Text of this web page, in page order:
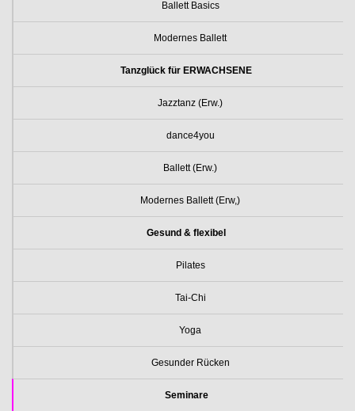
Ballett Basics
Modernes Ballett
Tanzglück für ERWACHSENE
Jazztanz (Erw.)
dance4you
Ballett (Erw.)
Modernes Ballett (Erw,)
Gesund & flexibel
Pilates
Tai-Chi
Yoga
Gesunder Rücken
Seminare